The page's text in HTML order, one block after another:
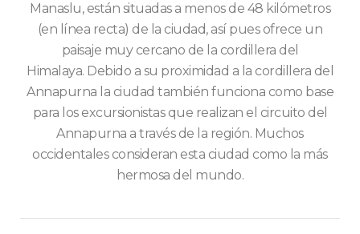
Manaslu, están situadas a menos de 48 kilómetros
(en línea recta) de la ciudad, así pues ofrece un
paisaje muy cercano de la cordillera del
Himalaya. Debido a su proximidad a la cordillera del
Annapurna la ciudad también funciona como base
para los excursionistas que realizan el circuito del
Annapurna a través de la región. Muchos
occidentales consideran esta ciudad como la más
hermosa del mundo.